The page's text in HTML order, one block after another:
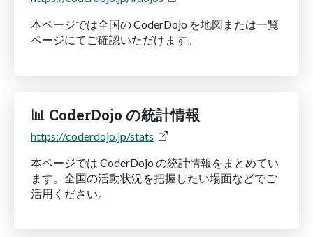
本ページでは全国の CoderDojo を地図または一覧
ページにてご確認いただけます。
📊 CoderDojo の統計情報
https://coderdojo.jp/stats
本ページでは CoderDojo の統計情報をまとめてい
ます。全国の活動状況を把握したい場面などでご
活用ください。